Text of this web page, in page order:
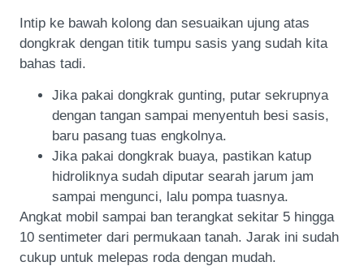
Intip ke bawah kolong dan sesuaikan ujung atas
dongkrak dengan titik tumpu sasis yang sudah kita
bahas tadi.
Jika pakai dongkrak gunting, putar sekrupnya
dengan tangan sampai menyentuh besi sasis,
baru pasang tuas engkolnya.
Jika pakai dongkrak buaya, pastikan katup
hidroliknya sudah diputar searah jarum jam
sampai mengunci, lalu pompa tuasnya.
Angkat mobil sampai ban terangkat sekitar 5 hingga
10 sentimeter dari permukaan tanah. Jarak ini sudah
cukup untuk melepas roda dengan mudah.